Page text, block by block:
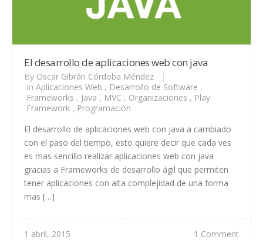
El desarrollo de aplicaciones web con java
By Oscar Gibrán Córdoba Méndez
|
In Aplicaciones Web , Desarrollo de Software ,
Frameworks , Java , MVC , Organizaciones , Play
Framework , Programación
El desarrollo de aplicaciones web con java a cambiado
con el paso del tiempo, esto quiere decir que cada ves
es mas sencillo realizar aplicaciones web con java
gracias a Frameworks de desarrollo ágil que permiten
tener aplicaciones con alta complejidad de una forma
mas […]
1 abril, 2015 1 Comment